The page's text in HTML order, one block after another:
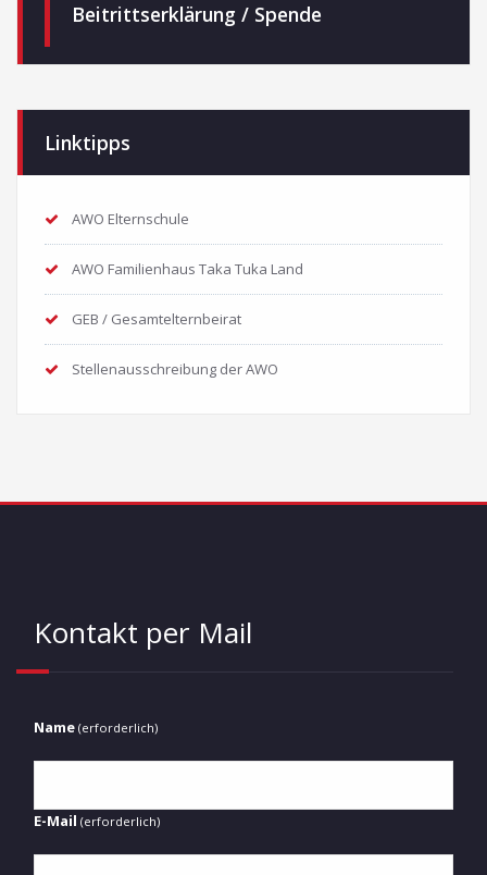
Beitrittserklärung / Spende
Linktipps
AWO Elternschule
AWO Familienhaus Taka Tuka Land
GEB / Gesamtelternbeirat
Stellenausschreibung der AWO
Kontakt per Mail
Name (erforderlich)
E-Mail (erforderlich)